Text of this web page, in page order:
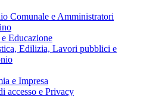
Comunale e Amministratori
Educazione
Edilizia, Lavori pubblici e
e Impresa
accesso e Privacy